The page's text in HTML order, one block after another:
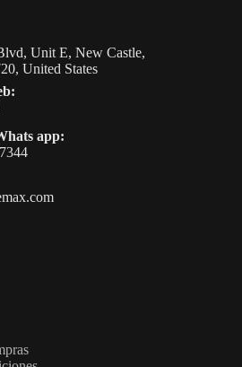
Unit E, New Castle,
United States
app: